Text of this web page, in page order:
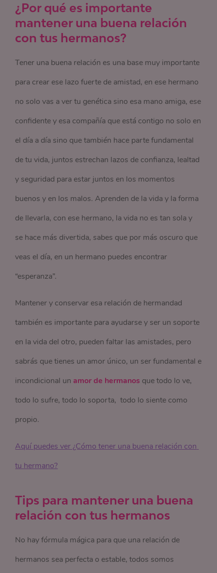
¿Por qué es importante
mantener una buena relación
con tus hermanos?
Tener una buena relación es una base muy importante
para crear ese lazo fuerte de amistad, en ese hermano
no solo vas a ver tu genética sino esa mano amiga, ese
confidente y esa compañía que está contigo no solo en
el día a día sino que también hace parte fundamental
de tu vida, juntos estrechan lazos de confianza, lealtad
y seguridad para estar juntos en los momentos
buenos y en los malos. Aprenden de la vida y la forma
de llevarla, con ese hermano, la vida no es tan sola y
se hace más divertida, sabes que por más oscuro que
veas el día, en un hermano puedes encontrar
“esperanza”.
Mantener y conservar esa relación de hermandad
también es importante para ayudarse y ser un soporte
en la vida del otro, pueden faltar las amistades, pero
sabrás que tienes un amor único, un ser fundamental e
incondicional un amor de hermanos que todo lo ve,
todo lo sufre, todo lo soporta, todo lo siente como
propio.
Aquí puedes ver ¿Cómo tener una buena relación con
tu hermano?
Tips para mantener una buena
relación con tus hermanos
No hay fórmula mágica para que una relación de
hermanos sea perfecta o estable, todos somos